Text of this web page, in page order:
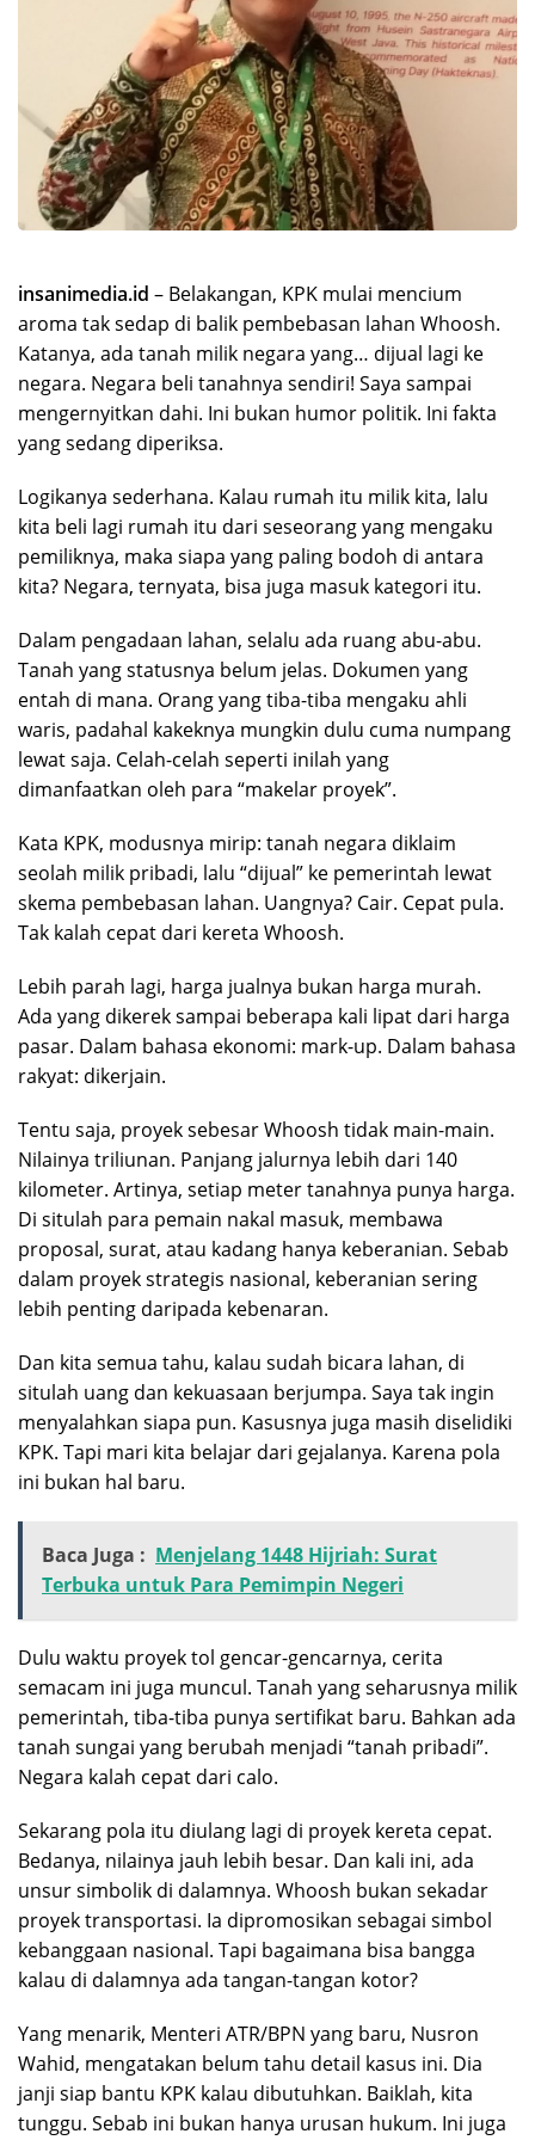
insanimedia.id – Belakangan, KPK mulai mencium
aroma tak sedap di balik pembebasan lahan Whoosh.
Katanya, ada tanah milik negara yang… dijual lagi ke
negara. Negara beli tanahnya sendiri! Saya sampai
mengernyitkan dahi. Ini bukan humor politik. Ini fakta
yang sedang diperiksa.
Logikanya sederhana. Kalau rumah itu milik kita, lalu
kita beli lagi rumah itu dari seseorang yang mengaku
pemiliknya, maka siapa yang paling bodoh di antara
kita? Negara, ternyata, bisa juga masuk kategori itu.
Dalam pengadaan lahan, selalu ada ruang abu-abu.
Tanah yang statusnya belum jelas. Dokumen yang
entah di mana. Orang yang tiba-tiba mengaku ahli
waris, padahal kakeknya mungkin dulu cuma numpang
lewat saja. Celah-celah seperti inilah yang
dimanfaatkan oleh para “makelar proyek”.
Kata KPK, modusnya mirip: tanah negara diklaim
seolah milik pribadi, lalu “dijual” ke pemerintah lewat
skema pembebasan lahan. Uangnya? Cair. Cepat pula.
Tak kalah cepat dari kereta Whoosh.
Lebih parah lagi, harga jualnya bukan harga murah.
Ada yang dikerek sampai beberapa kali lipat dari harga
pasar. Dalam bahasa ekonomi: mark-up. Dalam bahasa
rakyat: dikerjain.
Tentu saja, proyek sebesar Whoosh tidak main-main.
Nilainya triliunan. Panjang jalurnya lebih dari 140
kilometer. Artinya, setiap meter tanahnya punya harga.
Di situlah para pemain nakal masuk, membawa
proposal, surat, atau kadang hanya keberanian. Sebab
dalam proyek strategis nasional, keberanian sering
lebih penting daripada kebenaran.
Dan kita semua tahu, kalau sudah bicara lahan, di
situlah uang dan kekuasaan berjumpa. Saya tak ingin
menyalahkan siapa pun. Kasusnya juga masih diselidiki
KPK. Tapi mari kita belajar dari gejalanya. Karena pola
ini bukan hal baru.
Baca Juga : Menjelang 1448 Hijriah: Surat
Terbuka untuk Para Pemimpin Negeri
Dulu waktu proyek tol gencar-gencarnya, cerita
semacam ini juga muncul. Tanah yang seharusnya milik
pemerintah, tiba-tiba punya sertifikat baru. Bahkan ada
tanah sungai yang berubah menjadi “tanah pribadi”.
Negara kalah cepat dari calo.
Sekarang pola itu diulang lagi di proyek kereta cepat.
Bedanya, nilainya jauh lebih besar. Dan kali ini, ada
unsur simbolik di dalamnya. Whoosh bukan sekadar
proyek transportasi. Ia dipromosikan sebagai simbol
kebanggaan nasional. Tapi bagaimana bisa bangga
kalau di dalamnya ada tangan-tangan kotor?
Yang menarik, Menteri ATR/BPN yang baru, Nusron
Wahid, mengatakan belum tahu detail kasus ini. Dia
janji siap bantu KPK kalau dibutuhkan. Baiklah, kita
tunggu. Sebab ini bukan hanya urusan hukum. Ini juga